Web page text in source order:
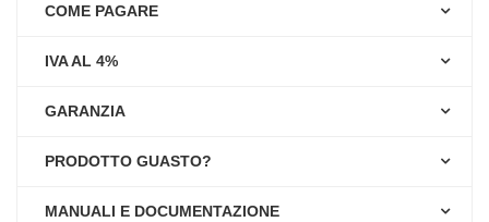
COME PAGARE
IVA AL 4%
GARANZIA
PRODOTTO GUASTO?
MANUALI E DOCUMENTAZIONE